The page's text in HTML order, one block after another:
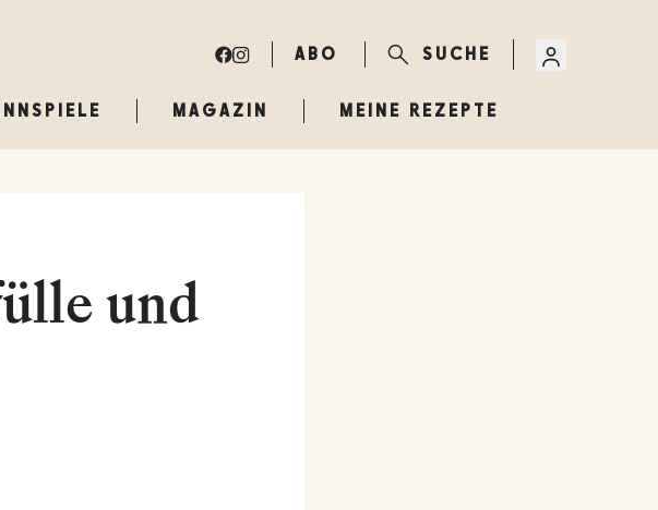
ABO SUCHE
MAGAZIN MEINE REZEPTE
und